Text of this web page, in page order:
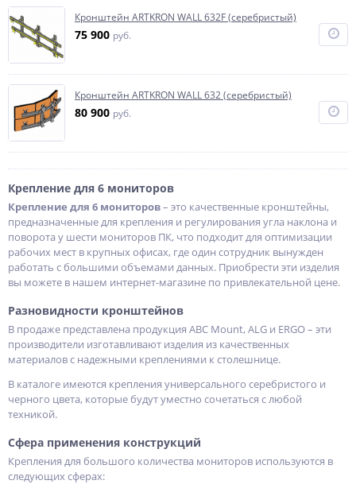
Кронштейн ARTKRON WALL 632F (серебристый)
75 900 руб.
Кронштейн ARTKRON WALL 632 (серебристый)
80 900 руб.
Крепление для 6 мониторов
Крепление для 6 мониторов– это качественные кронштейны,
предназначенные для крепления и регулирования угла наклона и
поворота у шести мониторов ПК, что подходит для оптимизации
рабочих мест в крупных офисах, где один сотрудник вынужден
работать с большими объемами данных. Приобрести эти изделия
вы можете в нашем интернет-магазине по привлекательной цене.
Разновидности кронштейнов
В продаже представлена продукция ABC Mount, ALG и ERGO – эти
производители изготавливают изделия из качественных
материалов с надежными креплениями к столешнице.
В каталоге имеются крепления универсального серебристого и
черного цвета, которые будут уместно сочетаться с любой
техникой.
Сфера применения конструкций
Крепления для большого количества мониторов используются в
следующих сферах: